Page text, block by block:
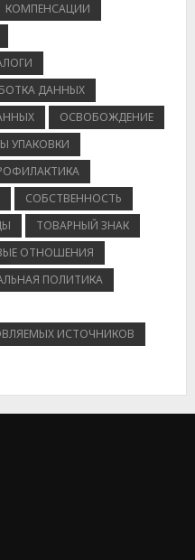
КОМПЕНСАЦИИ
ДАННЫХ
ОСВОБОЖДЕНИЕ
УПАКОВКИ
СОБСТВЕННОСТЬ
ТОВАРНЫЙ ЗНАК
ОТНОШЕНИЯ
ПОЛИТИКА
ИСТОЧНИКОВ